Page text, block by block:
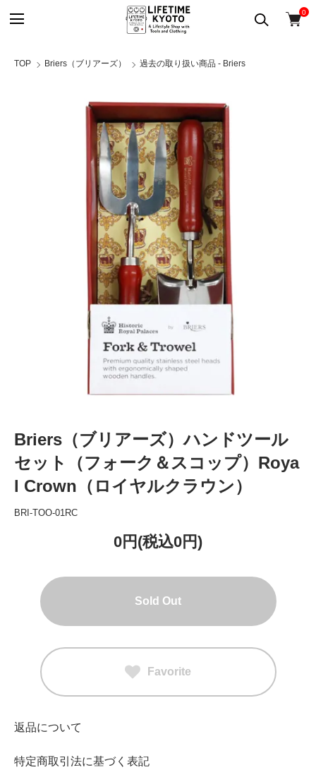
0
TOP Briers（ブリアーズ） 過去の取り扱い商品 - Briers
Briers（ブリアーズ）ハンドツール
セット（フォーク＆スコップ）Roya
l Crown（ロイヤルクラウン）
BRI-TOO-01RC
0円(税込0円)
Sold Out
Favorite
返品について
特定商取引法に基づく表記